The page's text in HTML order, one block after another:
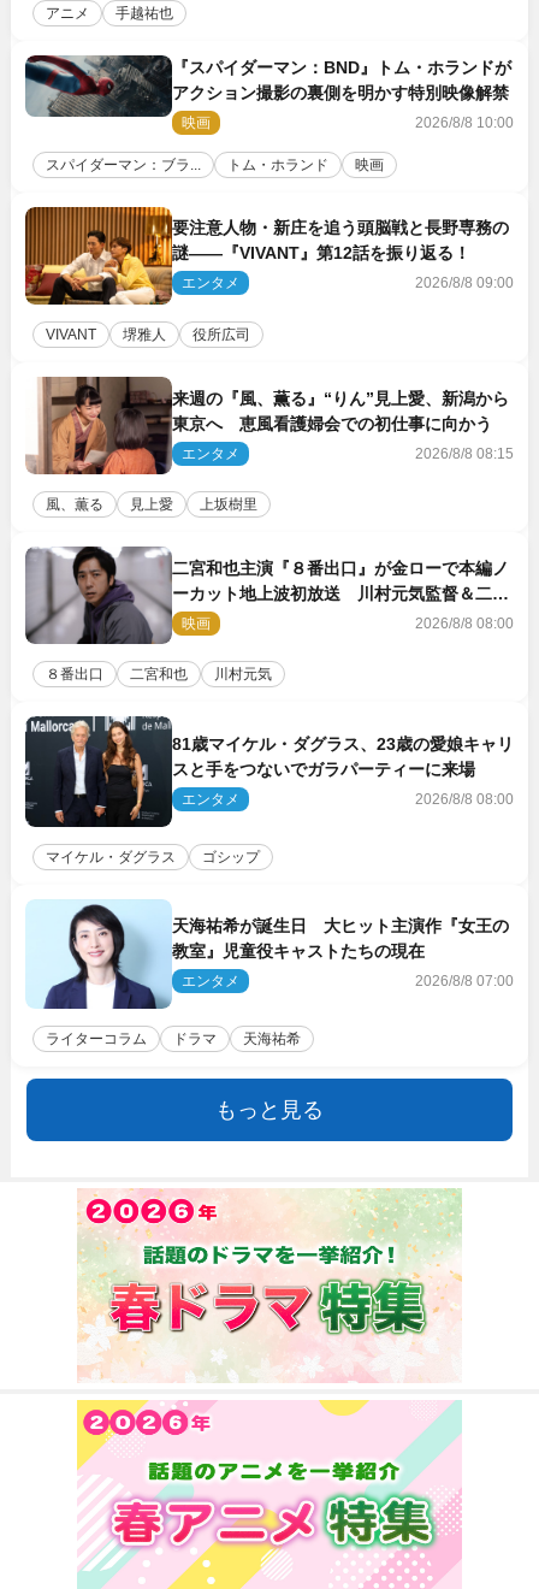
アニメ 手越祐也
『スパイダーマン：BND』トム・ホランドが
アクション撮影の裏側を明かす特別映像解禁
映画 2026/8/8 10:00
スパイダーマン：ブラ... トム・ホランド 映画
要注意人物・新庄を追う頭脳戦と長野専務の
謎――『VIVANT』第12話を振り返る！
エンタメ 2026/8/8 09:00
VIVANT 堺雅人 役所広司
来週の『風、薫る』“りん”見上愛、新潟から
東京へ 恵風看護婦会での初仕事に向かう
エンタメ 2026/8/8 08:15
風、薫る 見上愛 上坂樹里
二宮和也主演『８番出口』が金ローで本編ノ
ーカット地上波初放送 川村元気監督＆二宮
コメント到着
映画 2026/8/8 08:00
８番出口 二宮和也 川村元気
81歳マイケル・ダグラス、23歳の愛娘キャリ
スと手をつないでガラパーティーに来場
エンタメ 2026/8/8 08:00
マイケル・ダグラス ゴシップ
天海祐希が誕生日 大ヒット主演作『女王の
教室』児童役キャストたちの現在
エンタメ 2026/8/8 07:00
ライターコラム ドラマ 天海祐希
もっと見る